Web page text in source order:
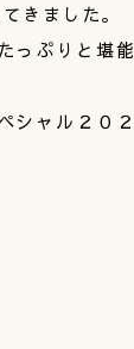
きました。
っぷりと堪能
シャル２０２